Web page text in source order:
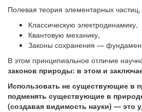
Полевая теория элементарных
Классическую электродинамику,
Квантовую механику,
Законы сохранения —
В этом принципиальное отличие
законов природы: в этом и
Использовать не существующие в
подменять существующие в
(создавая видимость науки) — это